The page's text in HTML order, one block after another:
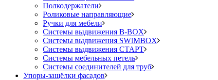
Полкодержатели
Роликовые направляющие
Ручки для мебели
Системы выдвижения B-BOX
Системы выдвижения SWIMBOX
Системы выдвижения СТАРТ
Системы мебельных петель
Системы соединителей для труб
Упоры-защёлки фасадов